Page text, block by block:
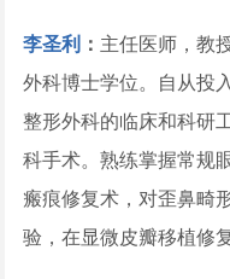
李圣利 ： 主任医师，教
外科博士学位。自从投
整形外科的临床和科研
科手术。熟练掌握常规
瘢痕修复术，对歪鼻畸
验，在显微皮瓣移植修